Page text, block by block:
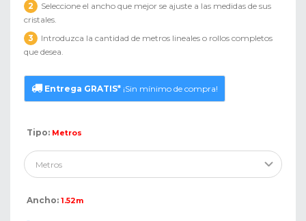
2
Seleccione el ancho que mejor se ajuste a las medidas de sus
cristales.
3
Introduzca la cantidad de metros lineales o rollos completos
que desea.
Entrega GRATIS* ¡Sin mínimo de compra!
Tipo: Metros
Ancho: 1.52m